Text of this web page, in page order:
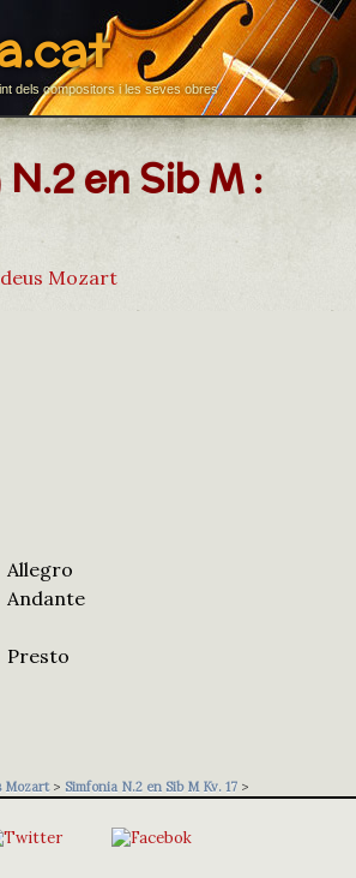
dels compositors i les seves obres
en Sib M :
Mozart
Allegro
Andante
Presto
Mozart> Simfonia N.2 en Sib M Kv. 17 >